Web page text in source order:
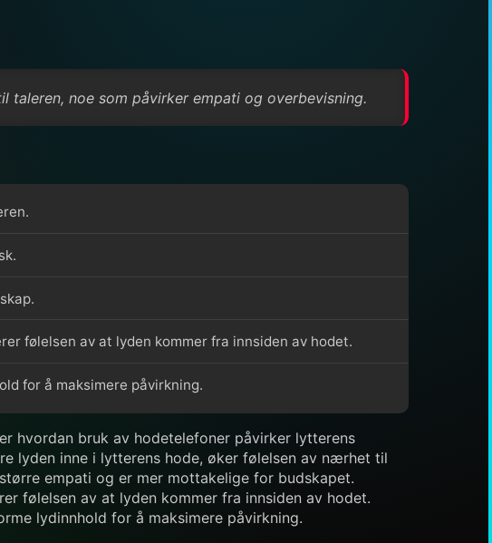
noe som påvirker empati og overbevisning.
følelsen av at lyden kommer fra innsiden av hodet.
for å maksimere påvirkning.
hvordan bruk av hodetelefoner påvirker lytterens
lyden inne i lytterens hode, øker følelsen av nærhet til
empati og er mer mottakelige for budskapet.
følelsen av at lyden kommer fra innsiden av hodet.
lydinnhold for å maksimere påvirkning.